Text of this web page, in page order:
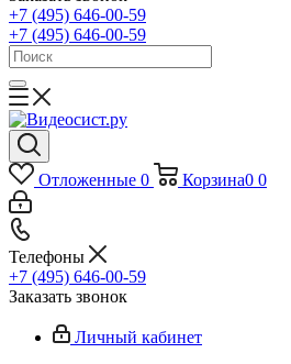
+7 (495) 646-00-59
+7 (495) 646-00-59
Отложенные 0 Корзина0 0
Телефоны
+7 (495) 646-00-59
Заказать звонок
Личный кабинет